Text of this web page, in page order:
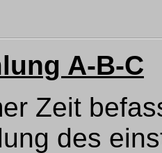
A-B-C
Zeit
des